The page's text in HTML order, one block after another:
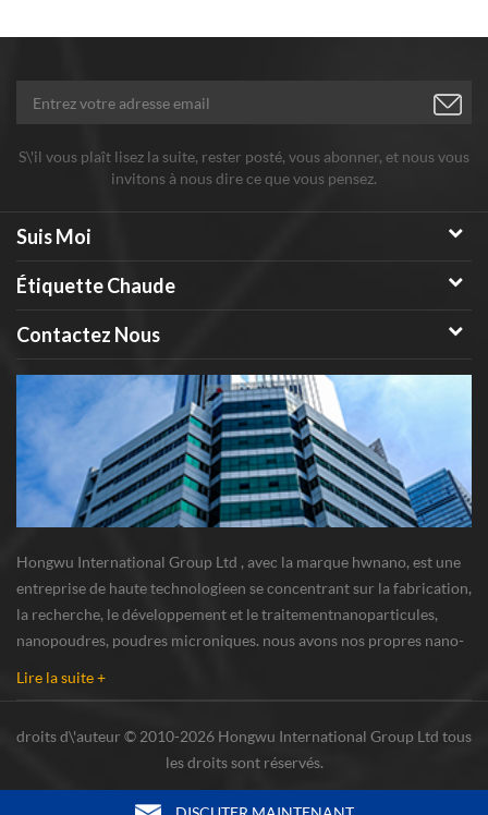
S\'il vous plaît lisez la suite, rester posté, vous abonner, et nous vous
invitons à nous dire ce que vous pensez.
Suis Moi
Étiquette Chaude
Contactez Nous
Hongwu International Group Ltd , avec la marque hwnano, est une
entreprise de haute technologieen se concentrant sur la fabrication,
la recherche, le développement et le traitementnanoparticules,
nanopoudres, poudres microniques. nous avons nos propres nano-
Lire la suite +
droits d\'auteur © 2010-2026 Hongwu International Group Ltd tous
les droits sont réservés.